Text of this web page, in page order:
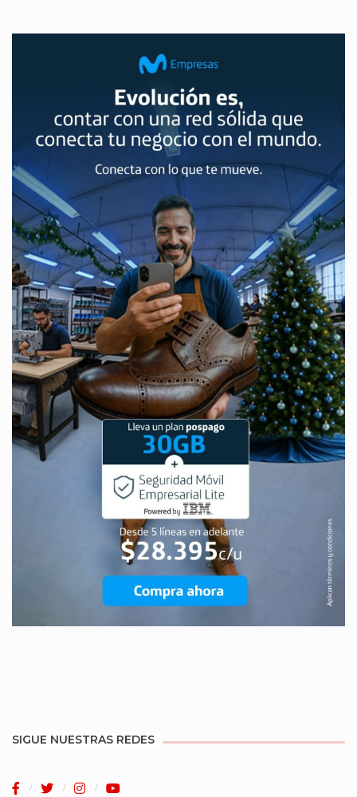
SIGUE NUESTRAS REDES